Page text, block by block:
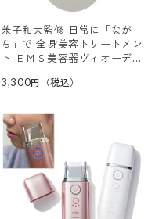
兼子和大監修 日常に「なが
ら」で 全身美容トリートメン
ト ＥＭＳ美容器ヴィオーデ
3,300